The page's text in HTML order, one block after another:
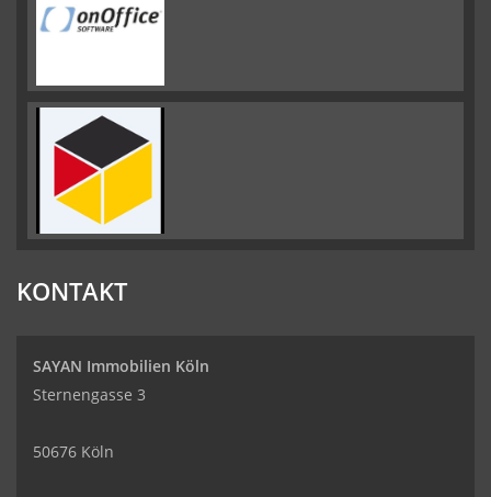
KONTAKT
SAYAN Immobilien Köln
Sternengasse 3
50676 Köln